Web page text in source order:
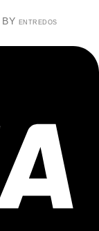
ENTREDOS